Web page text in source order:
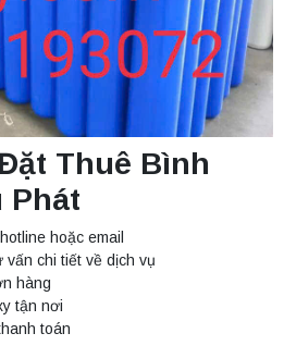
Thuê Bình
Phát
hoặc email
vấn chi tiết về dịch vụ
hàng
tận nơi
toán